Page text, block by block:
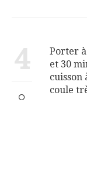
4
Porter
et 30
cuisson
coule